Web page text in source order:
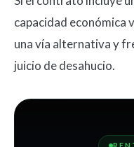
capacidad económica
una vía alternativa y
juicio de desahucio.